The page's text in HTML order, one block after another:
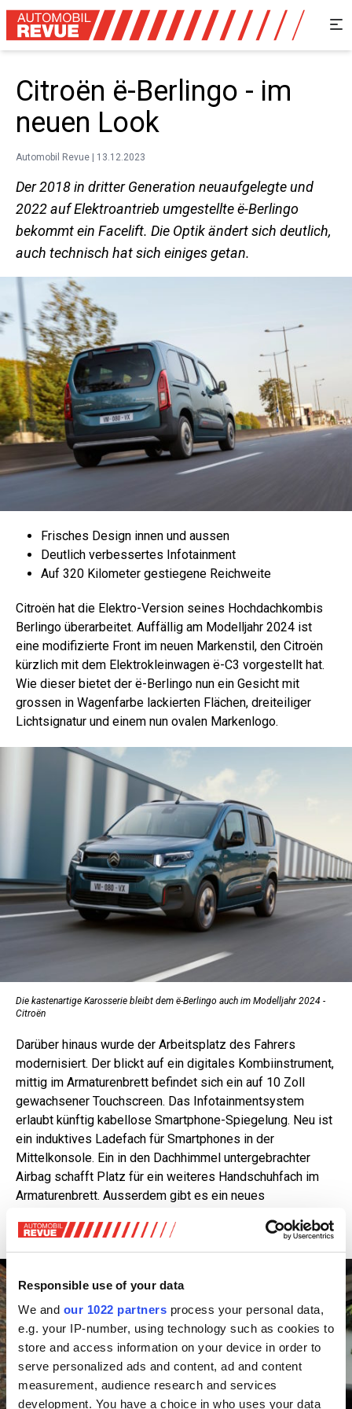
Responsible use of your data
We and our 1022 partners process your personal data,
e.g. your IP-number, using technology such as cookies to
store and access information on your device in order to
serve personalized ads and content, ad and content
measurement, audience research and services
development. You have a choice in who uses your data
Citroën ë-Berlingo - im
neuen Look
Automobil Revue | 13.12.2023
Der 2018 in dritter Generation neuaufgelegte und
2022 auf Elektroantrieb umgestellte ë-Berlingo
bekommt ein Facelift. Die Optik ändert sich deutlich,
auch technisch hat sich einiges getan.
Frisches Design innen und aussen
Deutlich verbessertes Infotainment
Auf 320 Kilometer gestiegene Reichweite
Citroën hat die Elektro-Version seines Hochdachkombis
Berlingo überarbeitet. Auffällig am Modelljahr 2024 ist
eine modifizierte Front im neuen Markenstil, den Citroën
kürzlich mit dem Elektrokleinwagen ë-C3 vorgestellt hat.
Wie dieser bietet der ë-Berlingo nun ein Gesicht mit
grossen in Wagenfarbe lackierten Flächen, dreiteiliger
Lichtsignatur und einem nun ovalen Markenlogo.
Die kastenartige Karosserie bleibt dem ë-Berlingo auch im Modelljahr 2024 -
Citroën
Darüber hinaus wurde der Arbeitsplatz des Fahrers
modernisiert. Der blickt auf ein digitales Kombiinstrument,
mittig im Armaturenbrett befindet sich ein auf 10 Zoll
gewachsener Touchscreen. Das Infotainmentsystem
erlaubt künftig kabellose Smartphone-Spiegelung. Neu ist
ein induktives Ladefach für Smartphones in der
Mittelkonsole. Ein in den Dachhimmel untergebrachter
Airbag schafft Platz für ein weiteres Handschuhfach im
Armaturenbrett. Ausserdem gibt es ein neues
Lenkradkranz und optionaler Heizfunktion.